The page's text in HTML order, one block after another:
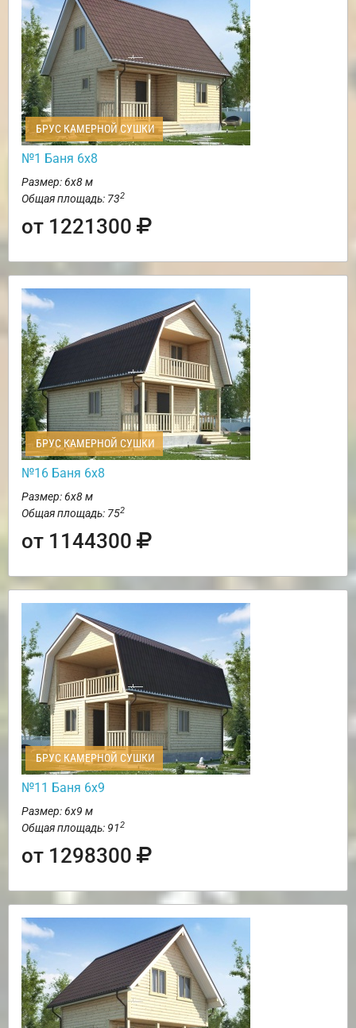
БРУС КАМЕРНОЙ СУШКИ
№1 Баня 6х8
Размер: 6х8 м
Общая площадь: 732
от 1221300
БРУС КАМЕРНОЙ СУШКИ
№16 Баня 6х8
Размер: 6х8 м
Общая площадь: 752
от 1144300
БРУС КАМЕРНОЙ СУШКИ
№11 Баня 6х9
Размер: 6х9 м
Общая площадь: 912
от 1298300